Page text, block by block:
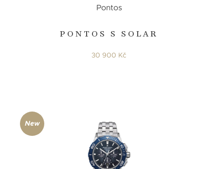
PONTOS S SOLAR
Pontos
30 900 Kč
New